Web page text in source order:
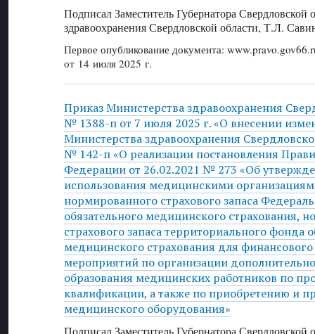
Подписал Заместитель Губернатора Свердловской
здравоохранения Свердловской области, Т.Л.
Первое опубликование документа:
от 14 июля 2025 г.
Приказ Министерства здравоохранения
№ 1388-п от 7 июля 2025 г. «О внесении
Министерства здравоохранения
№ 142-п «О реализации постановления
Федерации от 26.02.2021 № 273 «Об
использования медицинскими
нормированного страхового запаса
обязательного медицинского страхования,
страхового запаса территориального фонда
медицинского страхования для
мероприятий по организации
образования медицинских работников по
квалификации, а также по приобретению и
медицинского оборудования»
Подписал Заместитель Губернатора Свердловской